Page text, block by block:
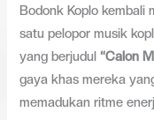
Bodonk Koplo kembali
satu pelopor musik
yang berjudul “Calon
gaya khas mereka
memadukan ritme